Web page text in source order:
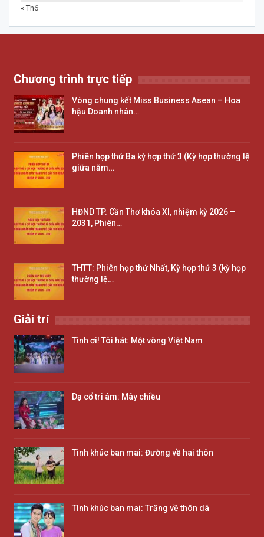
« Th6
Chương trình trực tiếp
Vòng chung kết Miss Business Asean – Hoa
hậu Doanh nhân…
Phiên họp thứ Ba kỳ hợp thứ 3 (Kỳ hợp thường lệ
giữa năm…
HĐND TP. Cần Thơ khóa XI, nhiệm kỳ 2026 –
2031, Phiên…
THTT: Phiên họp thứ Nhất, Kỳ họp thứ 3 (kỳ họp
thường lệ…
Giải trí
Tình ơi! Tôi hát: Một vòng Việt Nam
Dạ cổ tri âm: Mây chiều
Tình khúc ban mai: Đường về hai thôn
Tình khúc ban mai: Trăng về thôn dã